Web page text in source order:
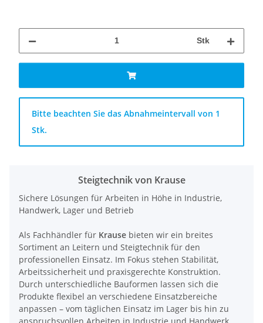
Stk
x
Bitte beachten Sie das Abnahmeintervall von 1
Stk.
Steigtechnik von Krause
Sichere Lösungen für Arbeiten in Höhe in Industrie,
Handwerk, Lager und Betrieb
Als Fachhändler für Krause bieten wir ein breites
Sortiment an Leitern und Steigtechnik für den
professionellen Einsatz. Im Fokus stehen Stabilität,
Arbeitssicherheit und praxisgerechte Konstruktion.
Durch unterschiedliche Bauformen lassen sich die
Produkte flexibel an verschiedene Einsatzbereiche
anpassen – vom täglichen Einsatz im Lager bis hin zu
anspruchsvollen Arbeiten in Industrie und Handwerk.